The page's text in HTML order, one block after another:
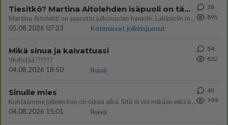
Tiesitkö? Martina Aitolehden isäpuoli on tämä suosittu laulaja
Martina Aitolehti on seurattu julkisuuden henkilö. Lähipiiriin mahtuu muitakin tunnettuja henkilöitä. Tiesitkö, että Ma
05.08.2026 07:23
Kotimaiset julkkisjuorut
28
895
Mikä sinua ja kaivattuasi
Yhdistää??????
04.08.2026 18:50
Ikävä
54
832
Sinulle mies
Kohtaamme jälleen kun on oikea aika. Sitä ei voi mikään eikä kukaan estää <3 <3
04.08.2026 15:01
Ikävä
40
799